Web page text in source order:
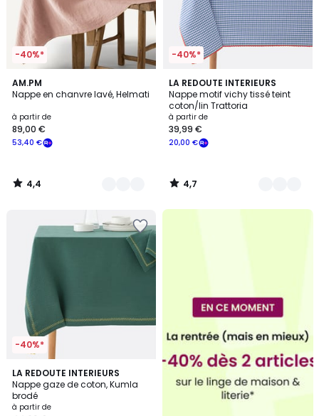
place
17,99
€.
-40%*
AM.PM
Nappe en chanvre lavé, Helmati
à partir de
53,40 €
89,00 €
4,4
/ 5
3
Couleurs
4,4
/
-40%*
LA REDOUTE INTERIEURS
Nappe motif vichy tissé teint
coton/lin Trattoria
à partir de
20,00 €
39,99 €
4,7
/ 5
5
Couleurs
4,7
/
-40%*
LA REDOUTE INTERIEURS
Nappe gaze de coton, Kumla
brodé
à partir de
4,4
/ 5